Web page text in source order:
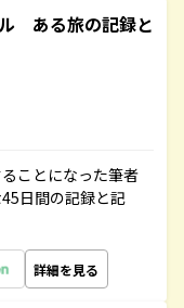
ある旅の記録と
ことになった筆者
日間の記録と記
詳細を見る